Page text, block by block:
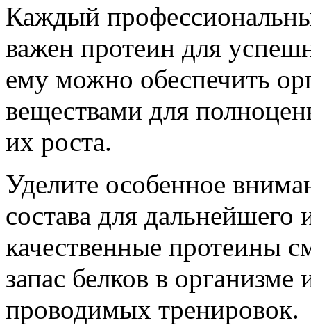
Каждый
важен протеин для
ему можно обеспечить
веществами для
их роста.
Уделите особенное
состава для дальнейшего
качественные протеины
запас белков в
проводимых тренировок.